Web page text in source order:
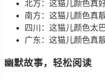
北方：这猫儿颜色真
南方：这猫儿颜色真
四川：这猫儿颜色太
广东：这猫儿颜色真
幽默故事，轻松阅读